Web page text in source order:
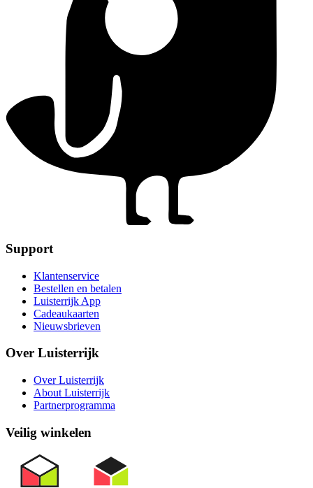
Support
Klantenservice
Bestellen en betalen
Luisterrijk App
Cadeaukaarten
Nieuwsbrieven
Over Luisterrijk
Over Luisterrijk
About Luisterrijk
Partnerprogramma
Veilig winkelen